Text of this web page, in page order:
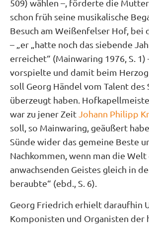
509) wählen –, förderte die
schon früh seine musikalische
Besuch am Weißenfelser Hof, bei
– „er „hatte noch das siebende
erreichet“ (Mainwaring 1976, S. 1)
vorspielte und damit beim
soll Georg Händel vom Talent des
überzeugt haben.
war zu jener ZeitJohann Philipp
soll, so Mainwaring, geäußert
Sünde wider das gemeine Beste
Nachkommen, wenn man die Welt
anwachsenden Geistes gleich in
beraubte“ (ebd., S. 6).
Georg Friedrich erhielt daraufhin
Komponisten und Organisten der